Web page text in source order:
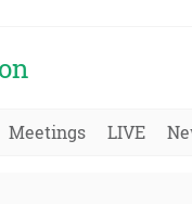
Meetings LIVE